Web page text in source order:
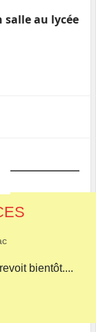
salle au lycée
bientôt....